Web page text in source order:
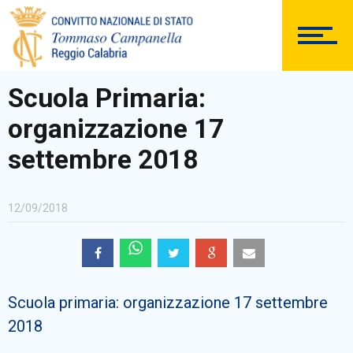
DOCUMENTAZIONE
PERSONALE
BACHECA SINDACALE
Scuola Primaria:
organizzazione 17
settembre 2018
12/09/2018
Scuola primaria: organizzazione 17 settembre
2018